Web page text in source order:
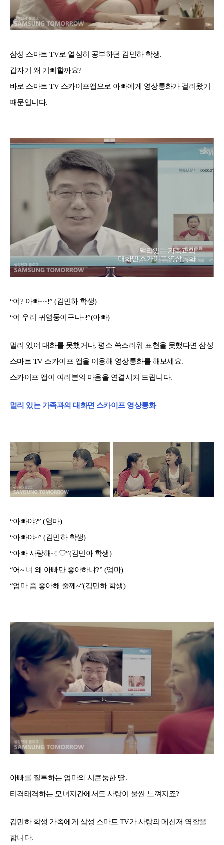
삼성 스마트 TV로 열심히 공부하던 김민하 학생.
갑자기 왜 기뻐할까요?
바로 스마트 TV 스카이프앱으로 아빠에게 영상통화가 걸려왔기
때문입니다.
“어? 아빠~~!” (김민하 학생)
“어 우리 귀염둥이구나~!”(아빠)
멀리 있어 대화를 못했거나, 평소 쑥스러워 표현을 못했다면 삼성
스마트 TV 스카이프 앱을 이용해 영상통화를 해보세요.
스카이프 앱이 여러분의 마음을 연결시켜 드립니다.
멀리 있는 가족과의 대화면 스카이프 영상통화
“아빠야?” (엄마)
“아빠야~” (김민하 학생)
“아빠 사랑해~! ♡”(김민아 학생)
“어~ 너 왜 아빠만 좋아하냐?” (엄마)
“엄마 좀 좋아해 줄께~“(김민하 학생)
아빠를 질투하는 엄마와 시큰둥한 딸.
티격태격하는 모녀지간에서도 사랑이 물씬 느껴지죠?
김민하 학생 가족에게 삼성 스마트 TV가 사랑의 메신저 역할을
합니다.